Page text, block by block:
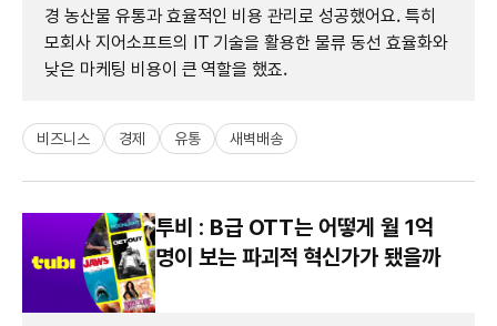
경 농산물 유통과 효율적인 비용 관리로 성공했어요. 특히
모회사 지어소프트의 IT 기술을 활용한 물류 동선 효율화와
낮은 마케팅 비용이 큰 역할을 했죠.
비즈니스 경제 유통 새벽배송
투비 : B급 OTT는 어떻게 월 1억
명이 보는 파괴적 혁신가가 됐을까